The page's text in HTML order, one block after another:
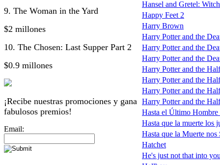
9. The Woman in the Yard
$2 millones
10. The Chosen: Last Supper Part 2
$0.9 millones
¡Recibe nuestras promociones y gana
fabulosos premios!
Email:
Hansel and Gretel:
Happy Feet 2
Harry Brown
Harry Potter and the
Harry Potter and the
Harry Potter and the
Harry Potter and the
Harry Potter and the
Harry Potter and the
Harry Potter and the
Hasta el Último
Hasta que la muerte los
Hasta que la Muerte nos
Hatchet
He's just not that into